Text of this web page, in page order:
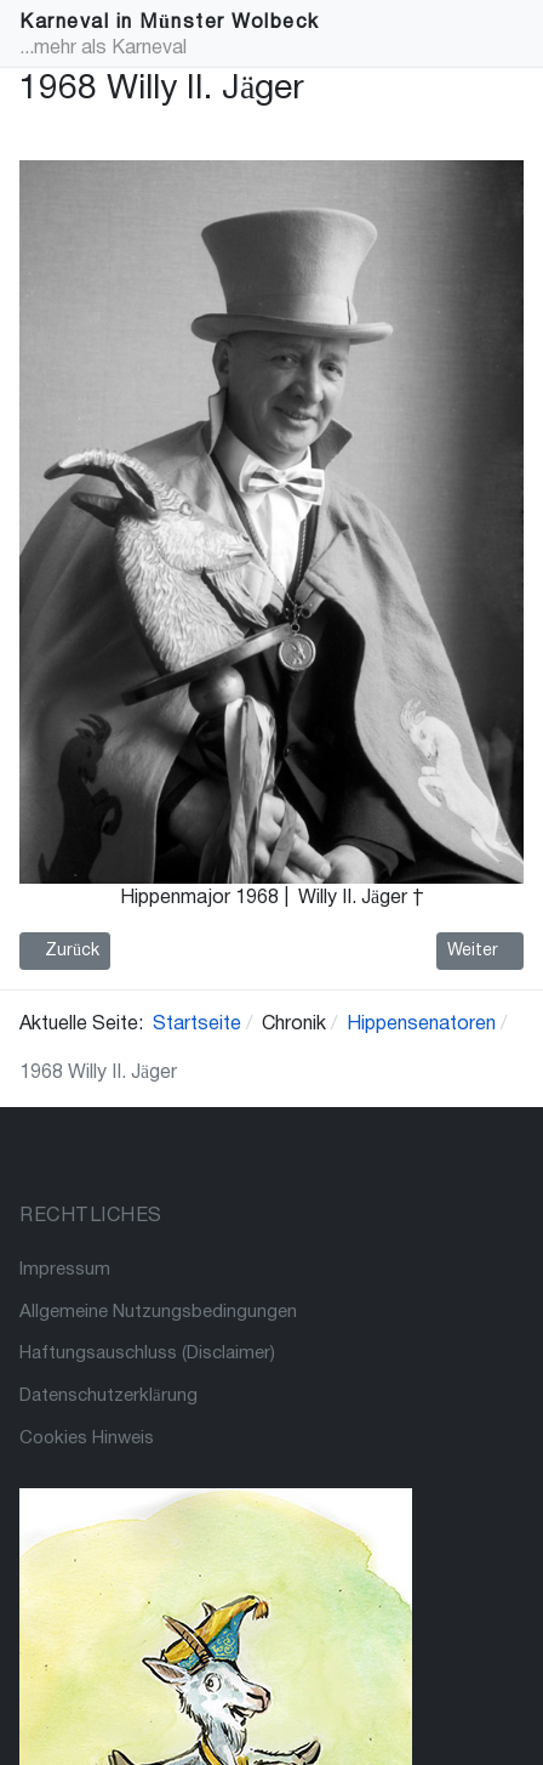
Karneval in Münster Wolbeck
...mehr als Karneval
1968 Willy II. Jäger
Hippenmajor 1968 | Willy II. Jäger †
Vorheriger Beitrag: 1969 Franz I. Averhoff
Zurück Nächster
Weiter
Aktuelle Seite: Startseite Chronik Hippensenatoren
1968 Willy II. Jäger
RECHTLICHES
Impressum
Allgemeine Nutzungsbedingungen
Haftungsauschluss (Disclaimer)
Datenschutzerklärung
Cookies Hinweis